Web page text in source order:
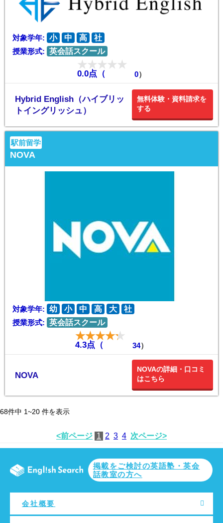
対象学年: 小 中 高
社
授業形式: 英会話スクール
0.0点（ 0）
Hybrid English（ハイブリッ
トイングリッシュ）
無料体験・資料請求を
する
駅前留学
NOVA
対象学年: 幼 小 中 高 大
社
授業形式: 英会話スクール
4.3点（ 34）
NOVA
NOVAの詳細・口コミ
はこちら
68件中 1~20 件を表示
<前ページ 1 2 3 4 次ページ>
掲載をご検討の英語塾・英会
話教室の方へ
会社概要